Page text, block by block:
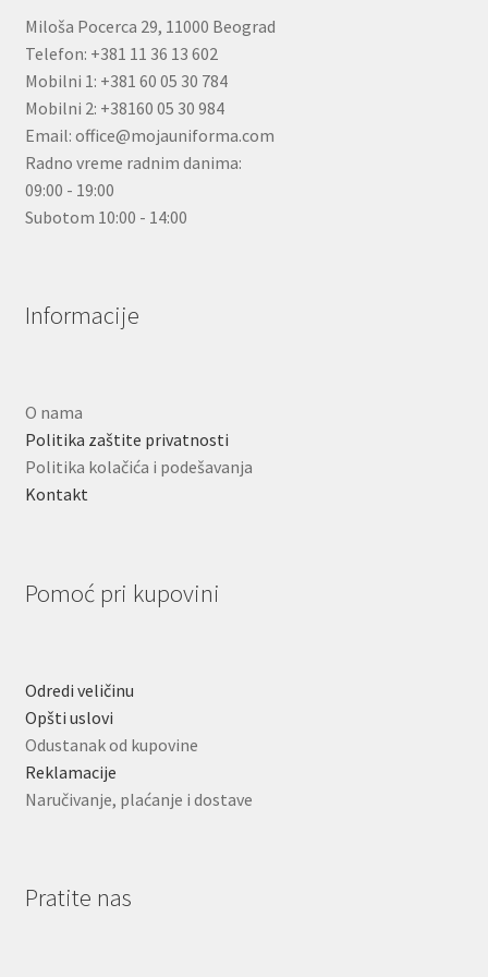
Miloša Pocerca 29, 11000 Beograd
Telefon: +381 11 36 13 602
Mobilni 1: +381 60 05 30 784
Mobilni 2: +38160 05 30 984
Email: office@mojauniforma.com
Radno vreme radnim danima:
09:00 - 19:00
Subotom 10:00 - 14:00
Informacije
O nama
Politika zaštite privatnosti
Politika kolačića i podešavanja
Kontakt
Pomoć pri kupovini
Odredi veličinu
Opšti uslovi
Odustanak od kupovine
Reklamacije
Naručivanje, plaćanje i dostave
Pratite nas